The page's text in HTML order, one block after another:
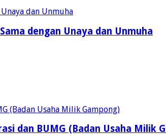
dengan Unaya dan Unmuha
dan BUMG (Badan Usaha Milik